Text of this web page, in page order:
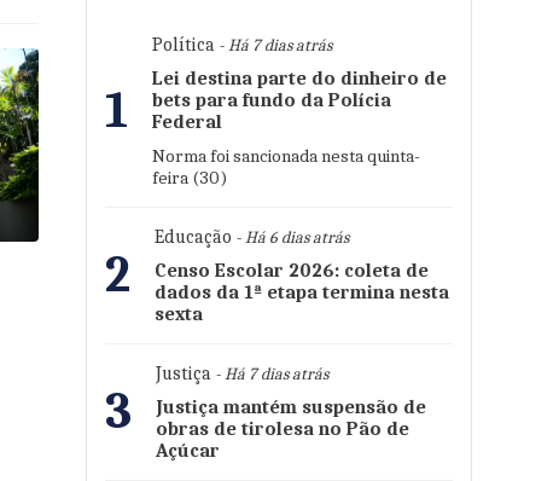
1
Política - Há 7 dias atrás
Lei destina parte do dinheiro de
bets para fundo da Polícia
Federal
Norma foi sancionada nesta quinta-
feira (30)
2
Educação - Há 6 dias atrás
Censo Escolar 2026: coleta de
dados da 1ª etapa termina nesta
sexta
3
Justiça - Há 7 dias atrás
Justiça mantém suspensão de
obras de tirolesa no Pão de
Açúcar